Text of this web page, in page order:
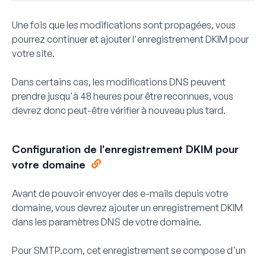
Une fois que les modifications sont propagées, vous
pourrez continuer et ajouter l'enregistrement DKIM pour
votre site.
Dans certains cas, les modifications DNS peuvent
prendre jusqu'à 48 heures pour être reconnues, vous
devrez donc peut-être vérifier à nouveau plus tard.
Configuration de l'enregistrement DKIM pour
votre domaine
Avant de pouvoir envoyer des e-mails depuis votre
domaine, vous devrez ajouter un enregistrement DKIM
dans les paramètres DNS de votre domaine.
Pour SMTP.com, cet enregistrement se compose d'un